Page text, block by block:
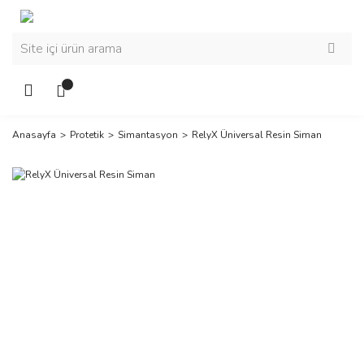
Anasayfa Protetik Simantasyon RelyX Üniversal Resin Siman